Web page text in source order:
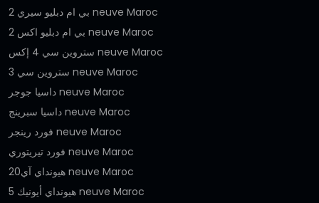
بي ام دبليو سيري 2 neuve Maroc
بي ام دبليو اكس 2 neuve Maroc
ستروين سي 4 إكس neuve Maroc
ستروين سي 3 neuve Maroc
داسيا جوجر neuve Maroc
داسيا سبرينج neuve Maroc
فورد رينجر neuve Maroc
فورد تيريتوري neuve Maroc
هيونداي آي20 neuve Maroc
هيونداي أيونيك 5 neuve Maroc